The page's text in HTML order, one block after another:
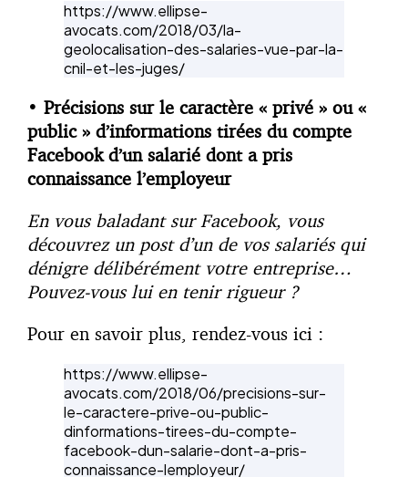
https://www.ellipse-
avocats.com/2018/03/la-
geolocalisation-des-salaries-vue-par-la-
cnil-et-les-juges/
• Précisions sur le caractère « privé » ou «
public » d’informations tirées du compte
Facebook d’un salarié dont a pris
connaissance l’employeur
En vous baladant sur Facebook, vous
découvrez un post d’un de vos salariés qui
dénigre délibérément votre entreprise…
Pouvez-vous lui en tenir rigueur ?
Pour en savoir plus, rendez-vous ici :
https://www.ellipse-
avocats.com/2018/06/precisions-sur-
le-caractere-prive-ou-public-
dinformations-tirees-du-compte-
facebook-dun-salarie-dont-a-pris-
connaissance-lemployeur/